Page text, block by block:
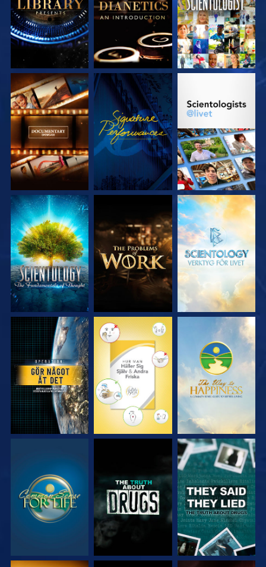
UTFORSKA
SERIEN
TITTA
UTFORSKA
UTFORSKA
SERIEN
UTFORSKA
SERIEN
UTFORSKA
SERIEN
TITTA TITTA TITTA
TITTA TITTA TITTA